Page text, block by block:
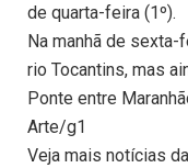
de quarta-feira (1º).
Na manhã de sexta-
rio Tocantins, mas
Ponte entre
Arte/g1
Veja mais notícias